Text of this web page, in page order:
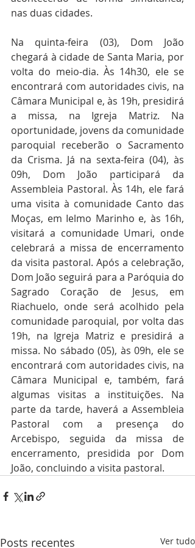
nas duas cidades.
Na quinta-feira (03), Dom João
chegará à cidade de Santa Maria, por
volta do meio-dia. Às 14h30, ele se
encontrará com autoridades civis, na
Câmara Municipal e, às 19h, presidirá
a missa, na Igreja Matriz. Na
oportunidade, jovens da comunidade
paroquial receberão o Sacramento
da Crisma. Já na sexta-feira (04), às
09h, Dom João participará da
Assembleia Pastoral. Às 14h, ele fará
uma visita à comunidade Canto das
Moças, em Ielmo Marinho e, às 16h,
visitará a comunidade Umari, onde
celebrará a missa de encerramento
da visita pastoral. Após a celebração,
Dom João seguirá para a Paróquia do
Sagrado Coração de Jesus, em
Riachuelo, onde será acolhido pela
comunidade paroquial, por volta das
19h, na Igreja Matriz e presidirá a
missa. No sábado (05), às 09h, ele se
encontrará com autoridades civis, na
Câmara Municipal e, também, fará
algumas visitas a instituições. Na
parte da tarde, haverá a Assembleia
Pastoral com a presença do
Arcebispo, seguida da missa de
encerramento, presidida por Dom
João, concluindo a visita pastoral.
Posts recentes Ver tudo